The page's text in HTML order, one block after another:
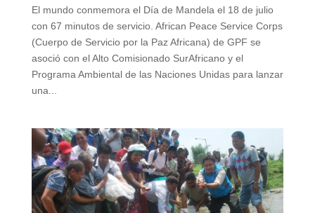
El mundo conmemora el Día de Mandela el 18 de julio
con 67 minutos de servicio. African Peace Service Corps
(Cuerpo de Servicio por la Paz Africana) de GPF se
asoció con el Alto Comisionado SurAfricano y el
Programa Ambiental de las Naciones Unidas para lanzar
una...